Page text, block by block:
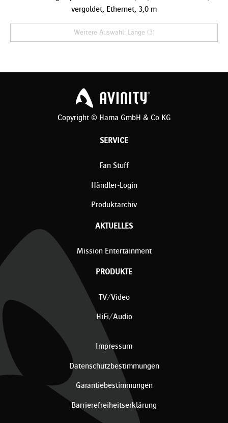
vergoldet, Ethernet, 3,0 m
Weitere Auswahl: Länge (3)
Copyright © Hama GmbH & Co KG
SERVICE
Fan Stuff
Händler-Login
Produktarchiv
AKTUELLES
Mission Entertainment
PRODUKTE
TV/Video
HiFi/Audio
Impressum
Datenschutzbestimmungen
Garantiebestimmungen
Barrierefreiheitserklärung